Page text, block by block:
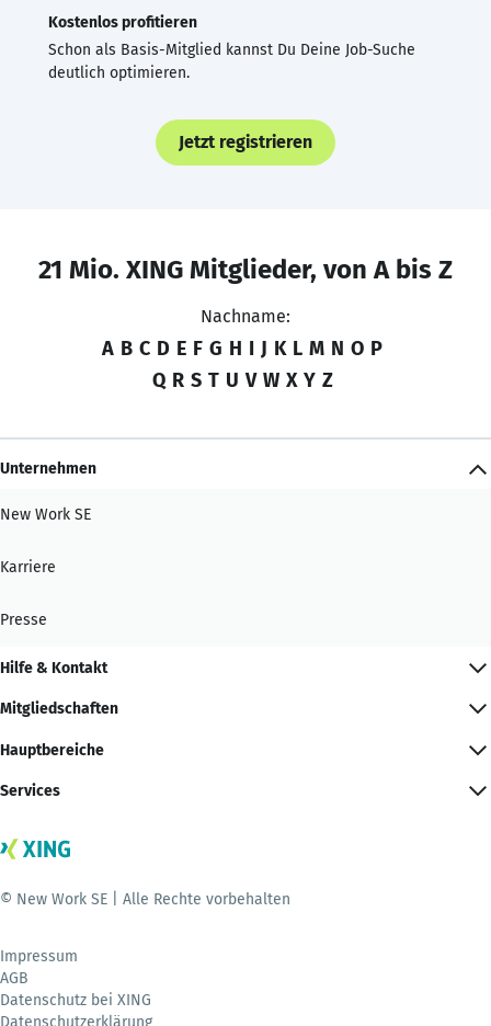
Kostenlos profitieren
Schon als Basis-Mitglied kannst Du Deine Job-Suche
deutlich optimieren.
Jetzt registrieren
21 Mio. XING Mitglieder, von A bis Z
Nachname:
A B C D E F G H I J K L M N O P
Q R S T U V W X Y Z
Unternehmen
New Work SE
Karriere
Presse
Hilfe & Kontakt
Mitgliedschaften
Hauptbereiche
Services
© New Work SE | Alle Rechte vorbehalten
Impressum
AGB
Datenschutz bei XING
Datenschutzerklärung